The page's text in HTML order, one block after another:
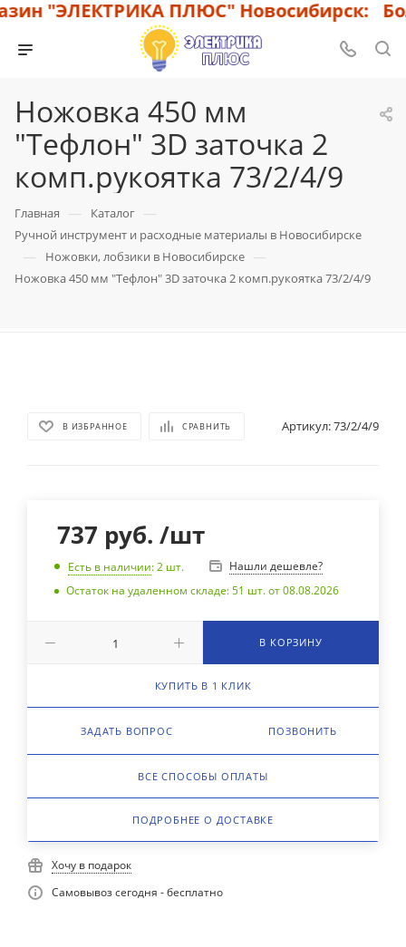
"ЭЛЕКТРИКА ПЛЮС" Новосибирск:
Ножовка 450 мм
"Тефлон" 3D заточка 2
комп.рукоятка 73/2/4/9
Главная — Каталог —
Ручной инструмент и расходные материалы в Новосибирске
— Ножовки, лобзики в Новосибирске —
Ножовка 450 мм "Тефлон" 3D заточка 2 комп.рукоятка 73/2/4/9
В ИЗБРАННОЕ СРАВНИТЬ Артикул:73/2/4/9
737 руб. /шт
Есть в наличии: 2 шт.
Нашли дешевле?
Остаток на удаленном складе: 51 шт. от 08.08.2026
В КОРЗИНУ
КУПИТЬ В 1 КЛИК
ЗАДАТЬ ВОПРОС ПОЗВОНИТЬ
ВСЕ СПОСОБЫ ОПЛАТЫ
ПОДРОБНЕЕ О ДОСТАВКЕ
Хочу в подарок
Самовывоз сегодня - бесплатно